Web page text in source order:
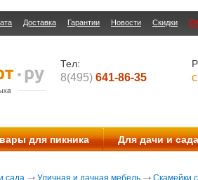
Доставка Гарантии Новости Скидки
Тел:
8(495) 641-86-35
для пикника Для дачи и сада
сада Уличная и дачная мебель Скамейки